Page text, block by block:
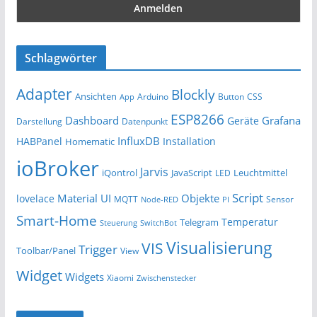
Schlagwörter
Adapter Ansichten App Arduino Blockly Button CSS
Darstellung Dashboard Datenpunkt ESP8266 Geräte Grafana
HABPanel Homematic InfluxDB Installation
ioBroker iQontrol Jarvis JavaScript LED Leuchtmittel
lovelace Material UI MQTT Node-RED Objekte PI Script Sensor
Smart-Home Steuerung SwitchBot Telegram Temperatur
Toolbar/Panel Trigger View VISVisualisierung
Widget Widgets Xiaomi Zwischenstecker